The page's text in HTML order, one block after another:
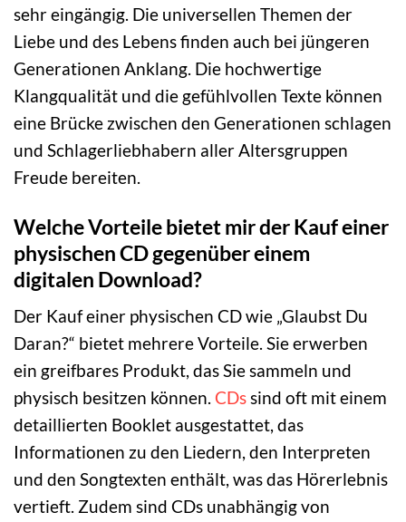
sehr eingängig. Die universellen Themen der
Liebe und des Lebens finden auch bei jüngeren
Generationen Anklang. Die hochwertige
Klangqualität und die gefühlvollen Texte können
eine Brücke zwischen den Generationen schlagen
und Schlagerliebhabern aller Altersgruppen
Freude bereiten.
Welche Vorteile bietet mir der Kauf einer
physischen CD gegenüber einem
digitalen Download?
Der Kauf einer physischen CD wie „Glaubst Du
Daran?“ bietet mehrere Vorteile. Sie erwerben
ein greifbares Produkt, das Sie sammeln und
physisch besitzen können. CDssind oft mit einem
detaillierten Booklet ausgestattet, das
Informationen zu den Liedern, den Interpreten
und den Songtexten enthält, was das Hörerlebnis
vertieft. Zudem sind CDs unabhängig von